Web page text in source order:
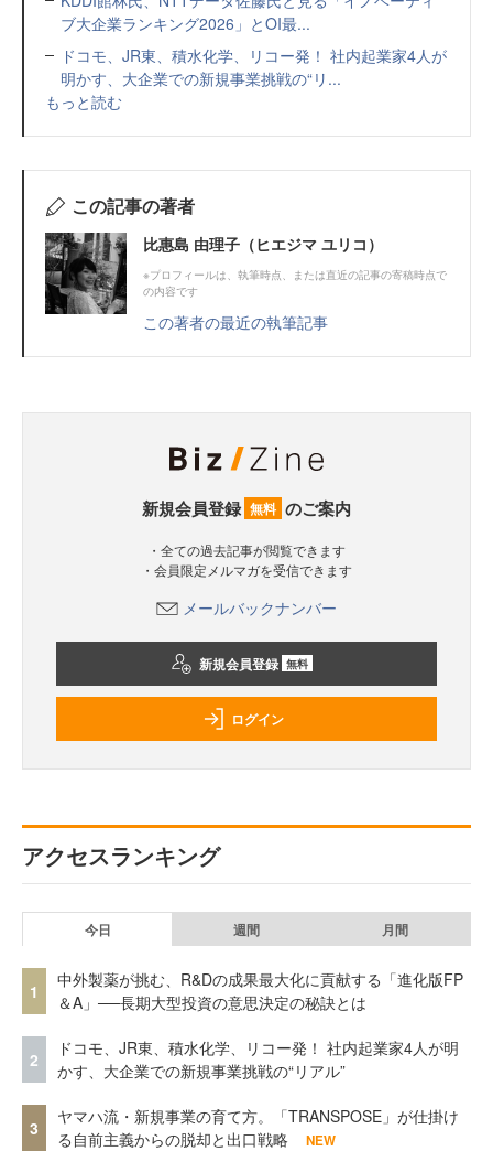
ブ大企業ランキング2026」とOI最...
ドコモ、JR東、積水化学、リコー発！ 社内起業家4人が
明かす、大企業での新規事業挑戦の“リ...
もっと読む
この記事の著者
比惠島 由理子（ヒエジマ ユリコ）
※プロフィールは、執筆時点、または直近の記事の寄稿時点で
の内容です
この著者の最近の執筆記事
新規会員登録 無料 のご案内
・全ての過去記事が閲覧できます
・会員限定メルマガを受信できます
メールバックナンバー
新規会員登録 無料
ログイン
アクセスランキング
今日 週間 月間
1
中外製薬が挑む、R&Dの成果最大化に貢献する「進化版FP
＆A」──長期大型投資の意思決定の秘訣とは
2
ドコモ、JR東、積水化学、リコー発！ 社内起業家4人が明
かす、大企業での新規事業挑戦の“リアル”
3
ヤマハ流・新規事業の育て方。「TRANSPOSE」が仕掛け
る自前主義からの脱却と出口戦略
NEW